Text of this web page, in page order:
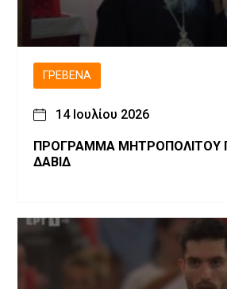
ΓΡΕΒΕΝΆ
14 Ιουλίου 2026
ΠΡΟΓΡΑΜΜΑ ΜΗΤΡΟΠΟΛΙΤΟΥ
ΔΑΒΙΔ